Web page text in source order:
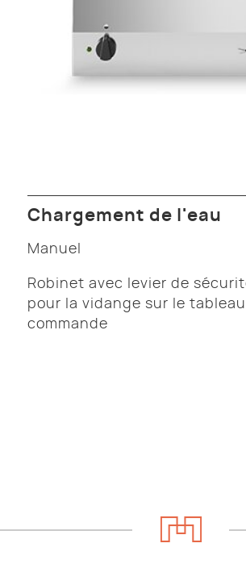
Chargement de l'eau
Manuel
Robinet avec levier de
pour la vidange sur le
commande